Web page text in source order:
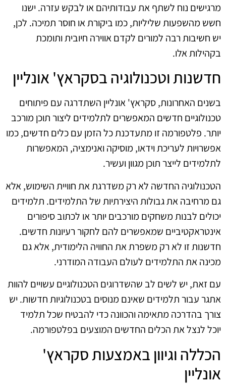
מרגישים נוח לשתף את עבודותיהם או לבקש עזרה. ישנו
חשש מהשפעות שליליות, כמו ביקורת או חוסר תמיכה. לכן,
יש חשיבות רבה למורים לקדם אווירה חיובית ותומכת
בקהילות אלו.
חדשנות וטכנולוגיה בסקראץ' אונליין
בשנים האחרונות, סקראץ' אונליין השתדרגה עם פיתוחים
טכנולוגיים חדשים המאפשרים לתלמידים ליצור תוכן מורכב
יותר. פלטפורמה זו מתעדכנת כל הזמן עם כלים חדשים, כמו
אפשרויות לעריכת וידאו, מוסיקה ואנימציה, המאפשרות
לתלמידים לייצר תוכן מגוון ועשיר.
הטכנולוגיה החדשה לא רק משדרגת את חוויית השימוש, אלא
גם מרחיבה את גבולות היצירתיות של התלמידים. תלמידים
יכולים לבנות משחקים מורכבים יותר או לכתוב סיפורים
אינטראקטיביים שמאפשרים להם לחקור רעיונות חדשים.
חדשנות זו לא רק משפרת את החוויה הלימודית, אלא גם
מכינה את התלמידים לעולם העבודה המודרני.
עם זאת, יש לשים לב שהשדרוגים הטכנולוגיים עשויים להוות
אתגר עבור תלמידים שאינם מנוסים בטכנולוגיות חדשות. יש
צורך בהדרכה מתאימה והכוונה כדי להבטיח שכל תלמיד
יוכל לנצל את הכלים החדשים המוצעים בפלטפורמה.
הכללה וגיוון באמצעות סקראץ'
אונליין